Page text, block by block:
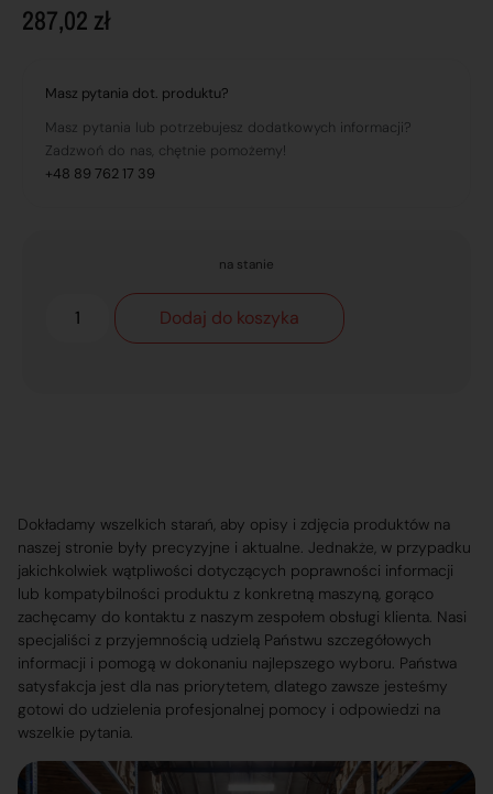
287,02 zł
Masz pytania dot. produktu?
Masz pytania lub potrzebujesz dodatkowych informacji?
Zadzwoń do nas, chętnie pomożemy!
+48 89 762 17 39
na stanie
Dodaj do koszyka
Dokładamy wszelkich starań, aby opisy i zdjęcia produktów na
naszej stronie były precyzyjne i aktualne. Jednakże, w przypadku
jakichkolwiek wątpliwości dotyczących poprawności informacji
lub kompatybilności produktu z konkretną maszyną, gorąco
zachęcamy do kontaktu z naszym zespołem obsługi klienta. Nasi
specjaliści z przyjemnością udzielą Państwu szczegółowych
informacji i pomogą w dokonaniu najlepszego wyboru. Państwa
satysfakcja jest dla nas priorytetem, dlatego zawsze jesteśmy
gotowi do udzielenia profesjonalnej pomocy i odpowiedzi na
wszelkie pytania.